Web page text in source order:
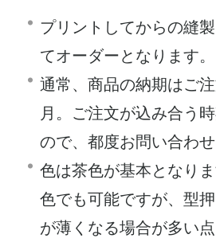
プリントしてからの縫
てオーダーとなります。
通常、商品の納期はご
月。ご注文が込み合う
ので、都度お問い合わせ
色は茶色が基本となり
色でも可能ですが、型
が薄くなる場合が多い